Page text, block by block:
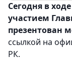
Сегодня в
участием
презентован
ссылкой на
РК.